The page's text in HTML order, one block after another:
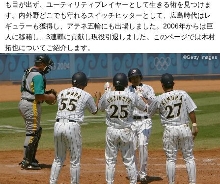
も目が出ず、ユーティリティプレイヤーとして生きる術を見つけま
す。内外野どこでも守れるスイッチヒッターとして、広島時代はレ
ギュラーも獲得し、アテネ五輪にも出場しました。2006年からは巨
人に移籍し、3連覇に貢献し現役引退しました。このページでは木村
拓也についてご紹介します。
©Getty Images